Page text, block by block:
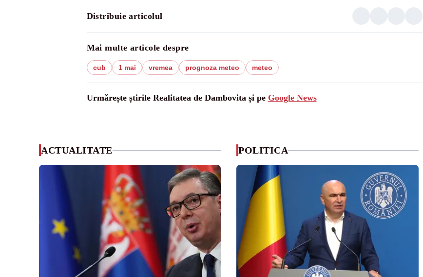
Distribuie articolul
Mai multe articole despre
cub 1 mai vremea prognoza meteo meteo
Urmărește știrile Realitatea de Dambovita și pe Google News
ACTUALITATE POLITICA